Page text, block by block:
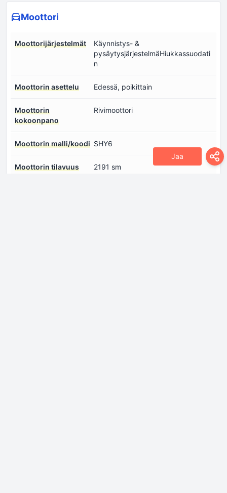
Jaa
Moottori
Moottorijärjestelmät
Käynnistys- &
pysäytysjärjestelmäHiukkassuodati
n
Moottorin asettelu Edessä, poikittain
Moottorin
kokoonpano
Rivimoottori
Moottorin malli/koodi SHY6
Moottorin tilavuus 2191 sm